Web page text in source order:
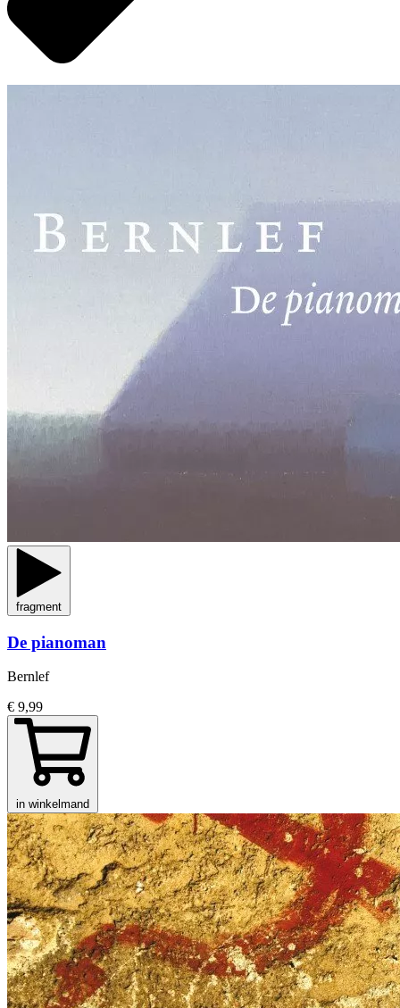
fragment
De pianoman
Bernlef
€ 9,99
in winkelmand